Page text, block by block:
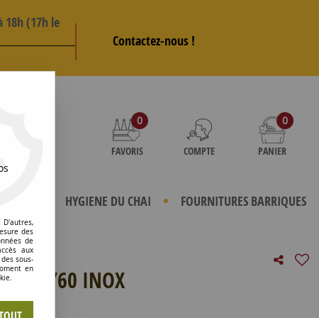
18h (17h le
Contactez-nous !
0
FAVORIS COMPTE
0
PANIER
HYGIENE DU CHAI FOURNITURES BARRIQUES
40/60 INOX
des
de
aux
sous-
en